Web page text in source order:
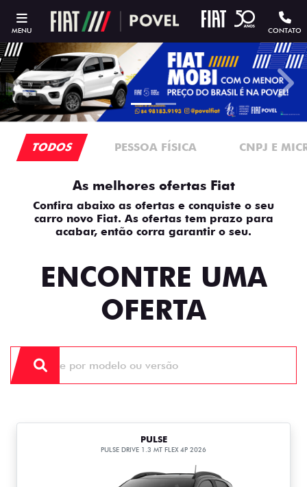
MENU CONTATO
templates.template-
TODOS PESSOA FÍSICA CNPJ E
As melhores ofertas Fiat
Confira abaixo as ofertas e conquiste o seu
carro novo Fiat. As ofertas tem prazo para
acabar, então corra garantir o seu.
ENCONTRE UMA
OFERTA
PULSE
PULSE DRIVE 1.3 MT FLEX 4P 2026